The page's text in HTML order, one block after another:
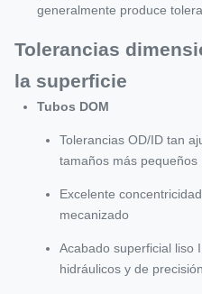
generalmente produce
Tolerancias
la superficie
Tubos DOM
Tolerancias OD/ID tan
tamaños más pequeños
Excelente
mecanizado
Acabado superficial liso
hidráulicos y de precisión